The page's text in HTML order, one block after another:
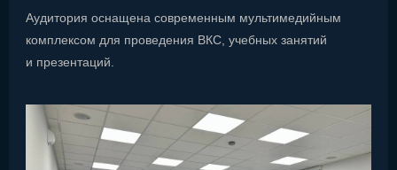
Аудитория оснащена современным мультимедийным
комплексом для проведения ВКС, учебных занятий
и презентаций.